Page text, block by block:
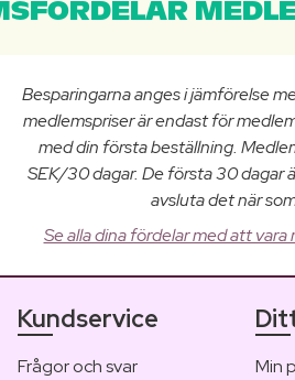
Besparingarna anges i jämförelse
medlemspriser är endast för
med din första beställning.
SEK/30 dagar. De första 30 dagar
avsluta det när
Se alla dina fördelar med att vara
Kundservice
Frågor och svar
Min